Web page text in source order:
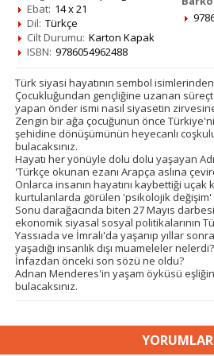
Ebat: 14 x 21
Dil: Türkçe
Cilt Durumu: Karton Kapak
ISBN: 9786054962488
Türk siyasi hayatının sembol
Çocukluğundan gençliğine uzanan
yapan önder ismi nasıl siyasetin
Zengin bir ağa çocuğunun önce
şehidine dönüşümünün heyecanlı
bulacaksınız.
Hayatı her yönüyle dolu dolu yaşayan
'Türkçe okunan ezanı Arapça aslına
Onlarca insanın hayatını kaybettiği uçak
kurtulanlarda görülen 'psikolojik değişim'
Sonu darağacında biten 27 Mayıs
ekonomik siyasal sosyal politikalarının
Yassıada ve İmralı'da yaşanıp yıllar
yaşadığı insanlık dışı muameleler nelerdi?
İnfazdan önceki son sözü ne oldu?
Adnan Menderes'in yaşam öyküsü
bulacaksınız.
YORUMLAR